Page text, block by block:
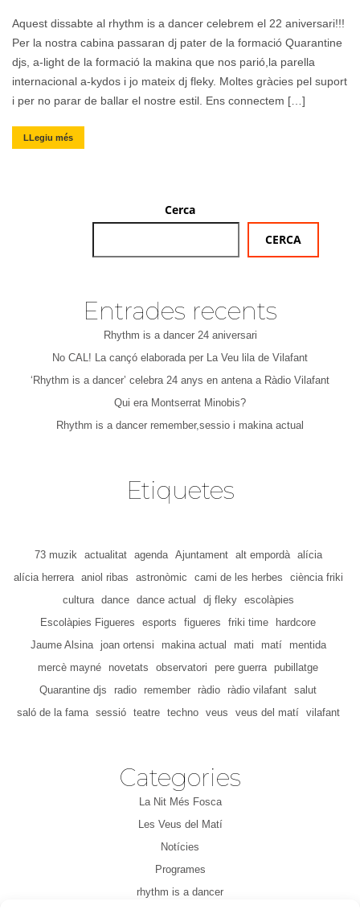
Aquest dissabte al rhythm is a dancer celebrem el 22 aniversari!!!
Per la nostra cabina passaran dj pater de la formació Quarantine
djs, a-light de la formació la makina que nos parió,la parella
internacional a-kydos i jo mateix dj fleky. Moltes gràcies pel suport
i per no parar de ballar el nostre estil. Ens connectem […]
LLegiu més
Cerca
CERCA
Entrades recents
Rhythm is a dancer 24 aniversari
No CAL! La cançó elaborada per La Veu lila de Vilafant
‘Rhythm is a dancer’ celebra 24 anys en antena a Ràdio Vilafant
Qui era Montserrat Minobis?
Rhythm is a dancer remember,sessio i makina actual
Etiquetes
73 muzik actualitat agenda Ajuntament alt empordà
alícia
alícia herrera
aniol ribas astronòmic cami de les herbes
ciència friki
cultura
dance dance actual dj fleky
escolàpies
Escolàpies Figueres
esports figueres friki time
hardcore
Jaume Alsina
joan ortensi makina actual mati matí
mentida
mercè mayné
novetats observatori pere guerra pubillatge
Quarantine djs
radio remember ràdio ràdio vilafant salut
saló de la fama
sessió teatre techno veus veus del matí vilafant
Categories
La Nit Més Fosca
Les Veus del Matí
Notícies
Programes
rhythm is a dancer